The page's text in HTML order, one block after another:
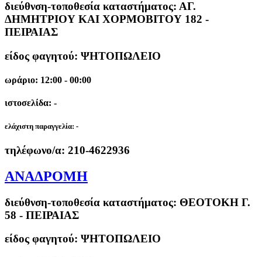
διεύθνση-τοποθεσία καταστήματος: ΑΓ.
ΔΗΜΗΤΡΙΟΥ ΚΑΙ ΧΟΡΜΟΒΙΤΟΥ 182 -
ΠΕΙΡΑΙΑΣ
είδος φαγητού: ΨΗΤΟΠΩΛΕΙΟ
ωράριο: 12:00 - 00:00
ιστοσελίδα: -
ελάχιστη παραγγελία: -
τηλέφωνο/α: 210-4622936
ΑΝΑΔΡΟΜΗ
διεύθνση-τοποθεσία καταστήματος: ΘΕΟΤΟΚΗ Γ.
58 - ΠΕΙΡΑΙΑΣ
είδος φαγητού: ΨΗΤΟΠΩΛΕΙΟ